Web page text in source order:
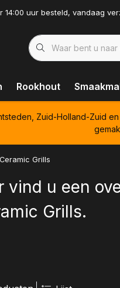
14:00 uur besteld, vandaag
Rookhout
Zuid-Holland-Zuid
Grills
vind u een
Grills.